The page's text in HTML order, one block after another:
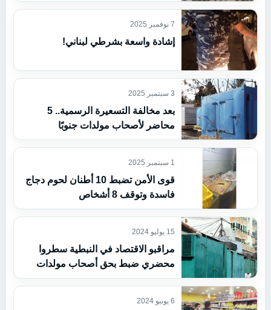
7 نوفمبر 2025
إشادة واسعة بشرطي لبناني!
3 سبتمبر 2025
بعد مخالفة التسعيرة الرسمية.. 5
محاضر لأصحاب مولدات جنوبًا
1 سبتمبر 2025
قوى الأمن تضبط 10 أطنان لحوم دجاج
فاسدة وتوقف 8 أشخاص
15 يوليو 2024
مراقبو الاقتصاد في النبطية سطروا
محضري ضبط بحق أصحاب مولدات
6 يونيو 2024